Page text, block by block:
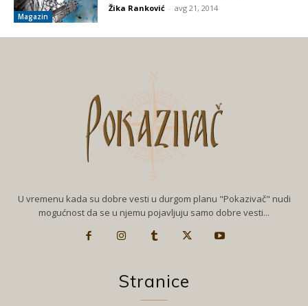
Magazin
Žika Ranković - avg 21, 2014
U vremenu kada su dobre vesti u durgom planu "Pokazivač" nudi
mogućnost da se u njemu pojavljuju samo dobre vesti...
Stranice